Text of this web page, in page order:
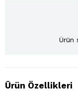
Ürün
Ürün Özellikleri